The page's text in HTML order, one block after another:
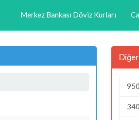
Merkez Bankası Döviz Kurları